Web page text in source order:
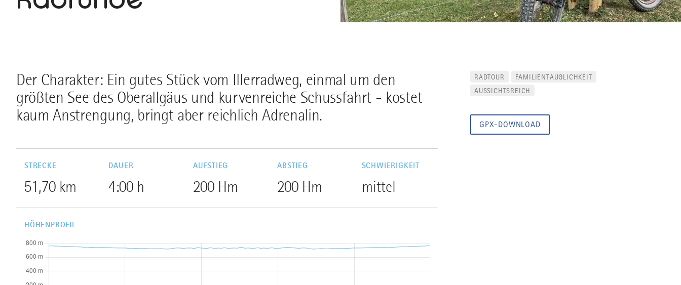
Der Charakter: Ein gutes Stück vom Illerradweg, einmal um den
größten See des Oberallgäus und kurvenreiche Schussfahrt - kostet
kaum Anstrengung, bringt aber reichlich Adrenalin.
STRECKE
51,70 km
DAUER
4:00 h
AUFSTIEG
200 Hm
ABSTIEG
200 Hm
SCHWIERIGKEIT
mittel
HÖHENPROFIL
RADTOUR
FAMILIENTAUGLICHKEIT
AUSSICHTSREICH
GPX-DOWNLOAD